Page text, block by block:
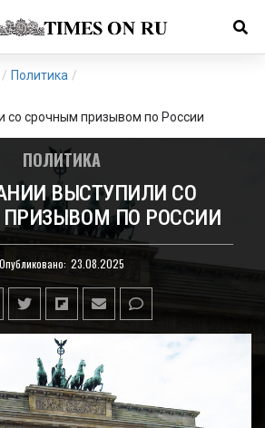
/ Политика /
со срочным призывом по России
ПОЛИТИКА
ВЫСТУПИЛИ СО
ПО РОССИИ
Опубликовано: 23.08.2025